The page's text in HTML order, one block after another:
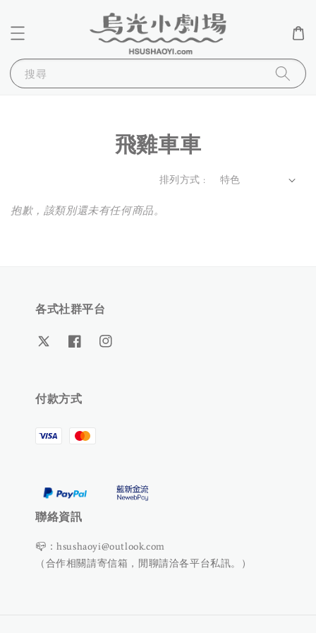
搜尋
飛雞車車
排列方式 :
抱歉，該類別還未有任何商品。
各式社群平台
付款方式
聯絡資訊
📪：hsushaoyi@outlook.com
（合作相關請寄信箱，閒聊請洽各平台私訊。）